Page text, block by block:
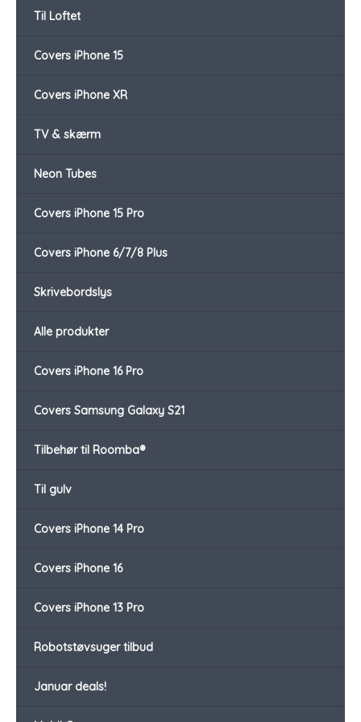
Til Loftet
Covers iPhone 15
Covers iPhone XR
TV & skærm
Neon Tubes
Covers iPhone 15 Pro
Covers iPhone 6/7/8 Plus
Skrivebordslys
Alle produkter
Covers iPhone 16 Pro
Covers Samsung Galaxy S21
Tilbehør til Roomba®
Til gulv
Covers iPhone 14 Pro
Covers iPhone 16
Covers iPhone 13 Pro
Robotstøvsuger tilbud
Januar deals!